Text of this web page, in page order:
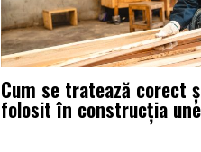
Cum se tratează corect
folosit în construcția